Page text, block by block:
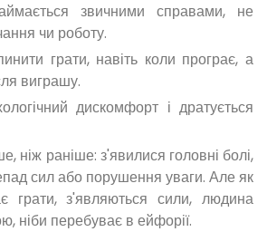
звичними справами, не
чи роботу.
грати, навіть коли програє, а
виграшу.
дискомфорт і дратується
ніж раніше: з'явилися головні болі,
сил або порушення уваги. Але як
грати, з'являються сили, людина
ніби перебуває в ейфорії.